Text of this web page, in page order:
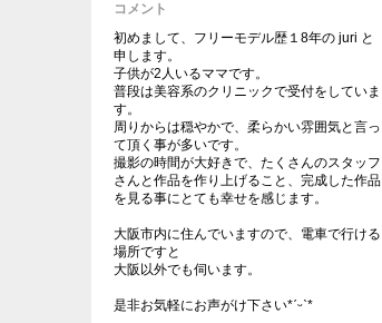
コメント
初めまして、フリーモデル歴１8年の juri と
申します。
子供が2人いるママです。
普段は美容系のクリニックで受付をしていま
す。
周りからは穏やかで、柔らかい雰囲気と言っ
て頂く事が多いです。
撮影の時間が大好きで、たくさんのスタッフ
さんと作品を作り上げること、完成した作品
を見る事にとても幸せを感じます。
大阪市内に住んでいますので、電車で行ける
場所ですと
大阪以外でも伺います。
是非お気軽にお声がけ下さい*ˊᵕˋ*